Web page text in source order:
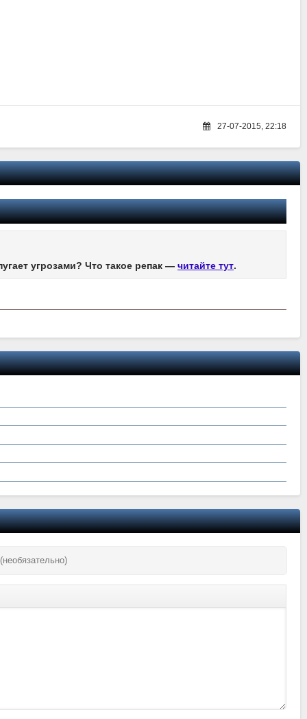
27-07-2015, 22:18
угрозами? Что такое репак — читайте тут.